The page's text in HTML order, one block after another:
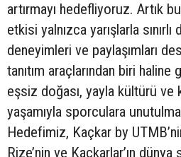
artırmayı hedefliyoruz. Artık
etkisi yalnızca yarışlarla
deneyimleri ve paylaşımları
tanıtım araçlarından biri
eşsiz doğası, yayla kültürü ve
yaşamıyla sporculara
Hedefimiz, Kaçkar by
Rize’nin ve Kaçkarlar’ın